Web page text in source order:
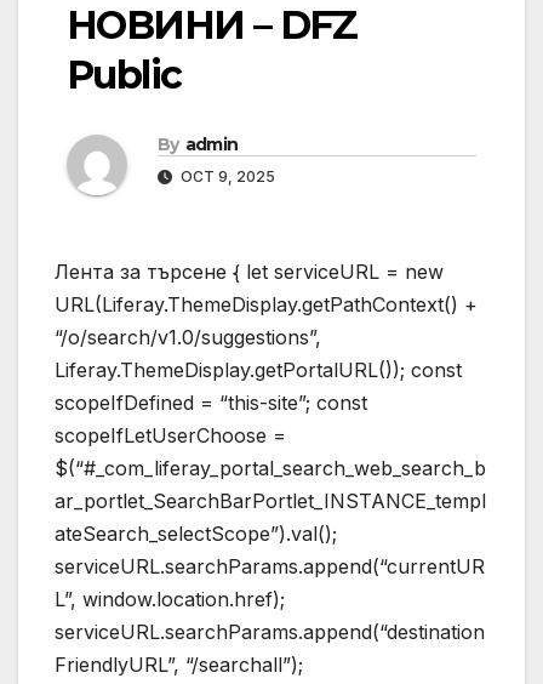
НОВИНИ – DFZ
Public
By admin
OCT 9, 2025
Лента за търсене { let serviceURL = new
URL(Liferay.ThemeDisplay.getPathContext() +
“/o/search/v1.0/suggestions”,
Liferay.ThemeDisplay.getPortalURL()); const
scopeIfDefined = “this-site”; const
scopeIfLetUserChoose =
$(“#_com_liferay_portal_search_web_search_b
ar_portlet_SearchBarPortlet_INSTANCE_templ
ateSearch_selectScope”).val();
serviceURL.searchParams.append(“currentUR
L”, window.location.href);
serviceURL.searchParams.append(“destination
FriendlyURL”, “/searchall”);